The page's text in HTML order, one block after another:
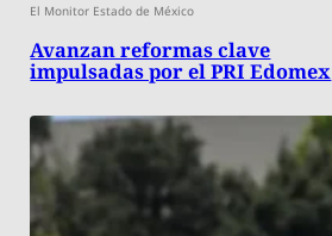
El Monitor Estado de México
Avanzan reformas clave
impulsadas por el PRI Edomex